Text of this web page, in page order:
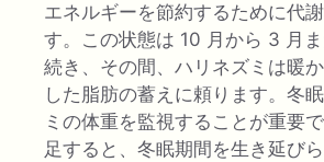
エネルギーを節約するために代
す。この状態は 10 月から 3 月
続き、その間、ハリネズミは暖
した脂肪の蓄えに頼ります。冬
ミの体重を監視することが重要
足すると、冬眠期間を生き延び